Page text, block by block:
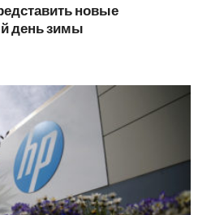
новые
день зимы